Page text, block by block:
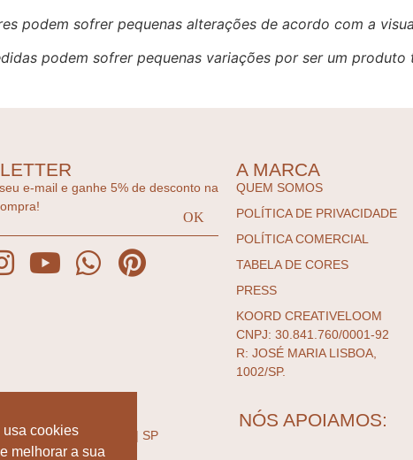
podem sofrer pequenas alterações de acordo com a
podem sofrer pequenas variações por ser um
e-mail e ganhe 5% de desconto na
A MARCA
QUEM SOMOS
POLÍTICA DE PRIVACIDADE
POLÍTICA COMERCIAL
TABELA DE CORES
PRESS
KOORD CREATIVELOOM
CNPJ: 30.841.760/0001-92
R: JOSÉ MARIA LISBOA,
1002/SP.
MARIA LISBOA 1002,
- SÃO PAULO | SP
10:00 - 19:00
NÓS APOIAMOS:
usa cookies
melhorar a sua